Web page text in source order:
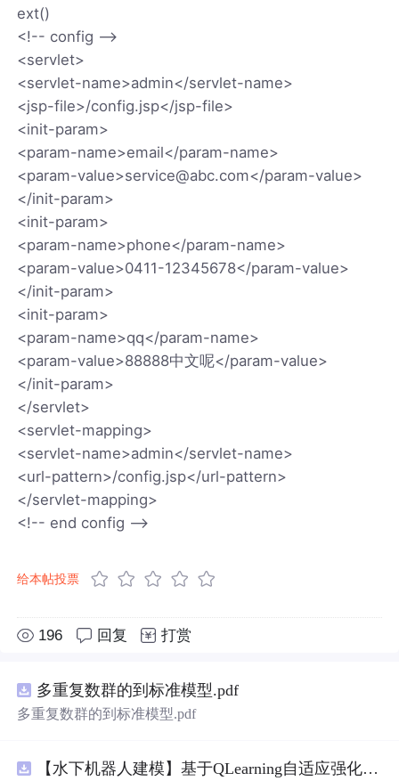
ext()
<!-- config -->
<servlet>
<servlet-name>admin</servlet-name>
<jsp-file>/config.jsp</jsp-file>
<init-param>
<param-name>email</param-name>
<param-value>service@abc.com</param-value>
</init-param>
<init-param>
<param-name>phone</param-name>
<param-value>0411-12345678</param-value>
</init-param>
<init-param>
<param-name>qq</param-name>
<param-value>88888中文呢</param-value>
</init-param>
</servlet>
<servlet-mapping>
<servlet-name>admin</servlet-name>
<url-pattern>/config.jsp</url-pattern>
</servlet-mapping>
<!-- end config -->
给本帖投票
196 回复 打赏
多重复数群的到标准模型.pdf
多重复数群的到标准模型.pdf
【水下机器人建模】基于QLearning自适应强化学习PID控制器在AUV中的应用研究（Matlab代码实现）